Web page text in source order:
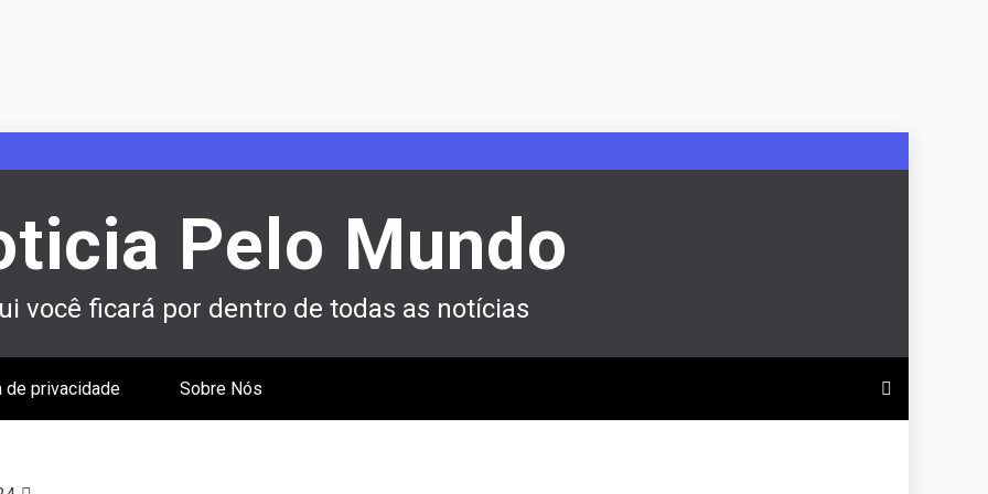
Pelo Mundo
você ficará por dentro de todas as notícias
de privacidade Sobre Nós